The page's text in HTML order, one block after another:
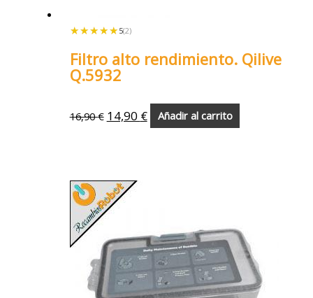
★★★★★
★★★★★ 5(2)
Filtro alto rendimiento. Qilive
Q.5932
16,90€ 14,90 € Añadir al carrito